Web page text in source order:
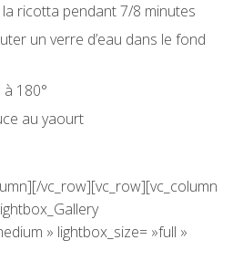
ricotta pendant 7/8 minutes
un verre d’eau dans le fond
180°
au yaourt
vc_row][vc_row][vc_column
» lightbox_size= »full »